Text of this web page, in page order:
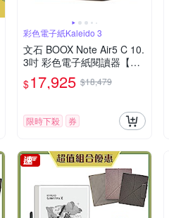
彩色電子紙Kaleido 3
文石 BOOX Note Air5 C 10.
3吋 彩色電子紙閱讀器【鍵
盤皮套組】
$17,925 $18,479
限時下殺 券